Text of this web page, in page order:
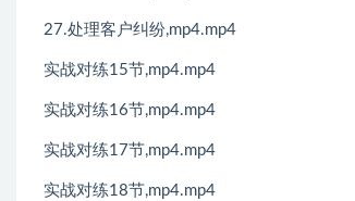
27.处理客户纠纷,mp4.mp4
实战对练15节,mp4.mp4
实战对练16节,mp4.mp4
实战对练17节,mp4.mp4
实战对练18节,mp4.mp4